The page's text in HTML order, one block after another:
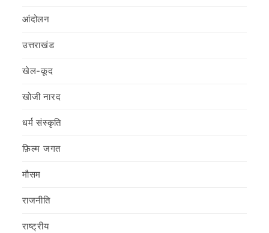
आंदोलन
उत्तराखंड
खेल-कूद
खोजी नारद
धर्म संस्कृति
फ़िल्‍म जगत
मौसम
राजनीति
राष्ट्रीय